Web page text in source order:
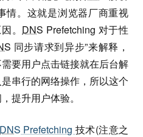
情。这就是浏览器厂商重视
。 DNS Prefetching 对于性
同步请求到异步”来解释，
要用户点击链接就在后台解
串行的网络操作，所以这个
提升用户体验。
DNS Prefetching 技术(注意之